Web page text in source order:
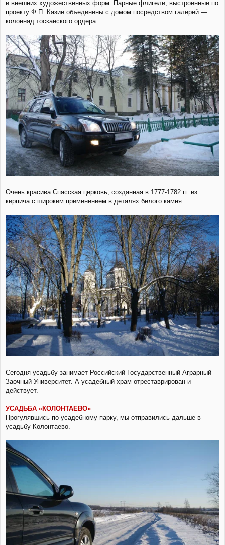
и внешних художественных форм. Парные флигели, выстроенные по
проекту Ф.П. Казие объединены с домом посредством галерей —
колоннад тосканского ордера.
Очень красива Спасская церковь, созданная в 1777-1782 гг. из
кирпича с широким применением в деталях белого камня.
Сегодня усадьбу занимает Российский Государственный Аграрный
Заочный Университет. А усадебный храм отреставрирован и
действует.
УСАДЬБА «КОЛОНТАЕВО»
Прогулявшись по усадебному парку, мы отправились дальше в
усадьбу Колонтаево.